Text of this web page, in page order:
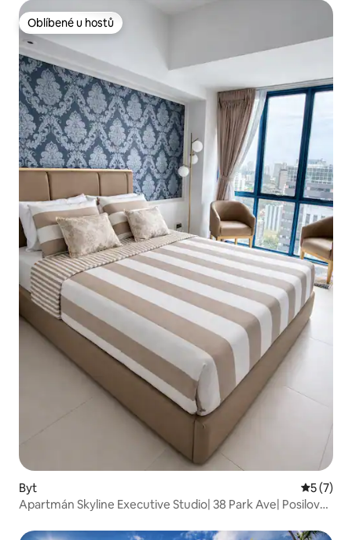
Oblíbené u hostů
Oblíbené u hostů
Byt
5 (7)
Apartmán Skyline Executive Studio| 38 Park Ave| Posilovna